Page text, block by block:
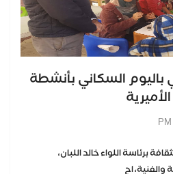
باليوم السكاني بأنشطة
برئاسة اللواء خالد اللبان،
اح